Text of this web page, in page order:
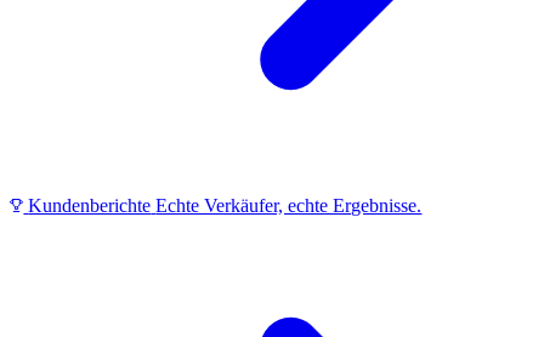
Kundenberichte Echte Verkäufer, echte Ergebnisse.